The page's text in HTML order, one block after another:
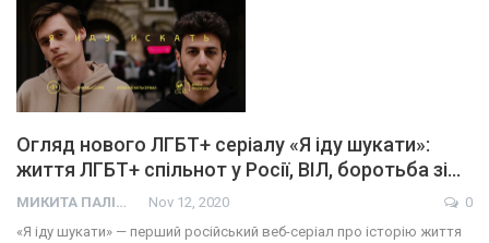
Огляд нового ЛГБТ+ серіалу «Я іду шукати»:
життя ЛГБТ+ спільнот у Росії, ВІЛ, боротьба зі…
МИКИТА ПАЛІЙ Nov 12, 2020
0
«Я іду шукати» — перший російський веб-серіал про історію життя